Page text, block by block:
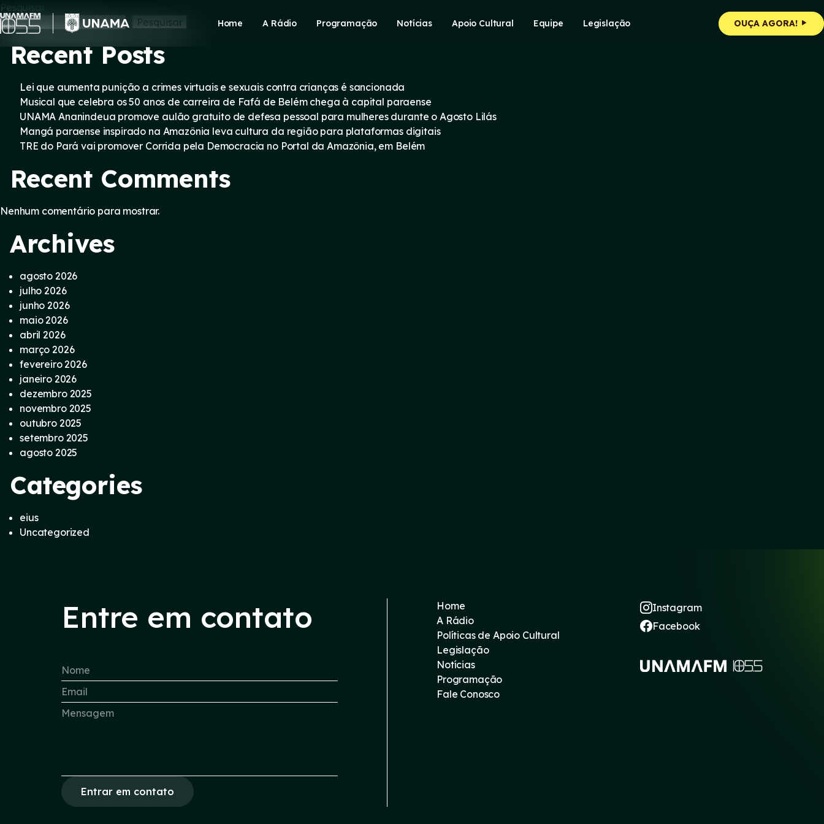
Skip
to
content
Home A Rádio Programação Notícias Apoio Cultural Equipe Legislação OUÇA AGORA!
Pesquisar
Pesquisar
Recent Posts
Lei que aumenta punição a crimes virtuais e sexuais contra crianças é sancionada
Musical que celebra os 50 anos de carreira de Fafá de Belém chega à capital paraense
UNAMA Ananindeua promove aulão gratuito de defesa pessoal para mulheres durante o Agosto Lilás
Mangá paraense inspirado na Amazônia leva cultura da região para plataformas digitais
TRE do Pará vai promover Corrida pela Democracia no Portal da Amazônia, em Belém
Recent Comments
Nenhum comentário para mostrar.
Archives
agosto 2026
julho 2026
junho 2026
maio 2026
abril 2026
março 2026
fevereiro 2026
janeiro 2026
dezembro 2025
novembro 2025
outubro 2025
setembro 2025
agosto 2025
Categories
eius
Uncategorized
Entre em contato
Entrar em contato
Home
A Rádio
Políticas de Apoio Cultural
Legislação
Notícias
Programação
Fale Conosco
Instagram
Facebook